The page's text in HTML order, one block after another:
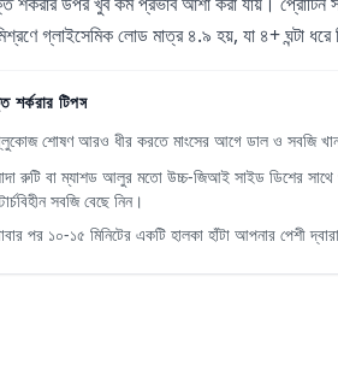
গ্লাইসেমিক লোড মাত্র ৪.৯ হয়, যা ৪+ ঘন্টা ধরে
শর্করার টিপস
শোষণ আরও ধীর করতে মাংসের আগে ডাল ও সবজি
রুটি বা ম্যাশড আলুর মতো উচ্চ-জিআই সাইড ডিশের সাথে
সবজি বেছে নিন।
পর ১০-১৫ মিনিটের একটি হালকা হাঁটা আপনার পেশী